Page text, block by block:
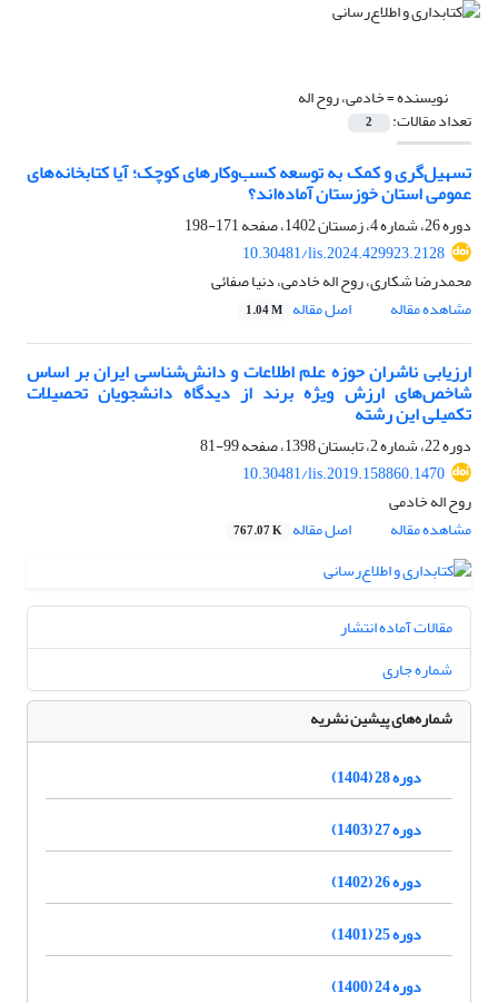
نویسنده =خادمی، روح اله
تعداد مقالات: 2
تسهیل‌گری و کمک به توسعه کسب‌وکارهای کوچک؛ آیا کتابخانه‌های
عمومی استان خوزستان آماده‌اند؟
دوره 26، شماره 4، زمستان 1402، صفحه
171-198
10.30481/lis.2024.429923.2128
محمدرضا شکاری، روح اله خادمی، دنیا صفائی
مشاهده مقاله
اصل مقاله 1.04 M
ارزیابی ناشران حوزه‌ علم اطلاعات و دانش‌شناسی ایران بر اساس
شاخص‌های ارزش ویژه‌ برند از دیدگاه دانشجویان تحصیلات
تکمیلی این رشته
دوره 22، شماره 2، تابستان 1398، صفحه
99-81
10.30481/lis.2019.158860.1470
روح اله خادمی
مشاهده مقاله
اصل مقاله 767.07 K
مقالات آماده انتشار
شماره جاری
شماره‌های پیشین نشریه
دوره 28 (1404)
دوره 27 (1403)
دوره 26 (1402)
دوره 25 (1401)
دوره 24 (1400)